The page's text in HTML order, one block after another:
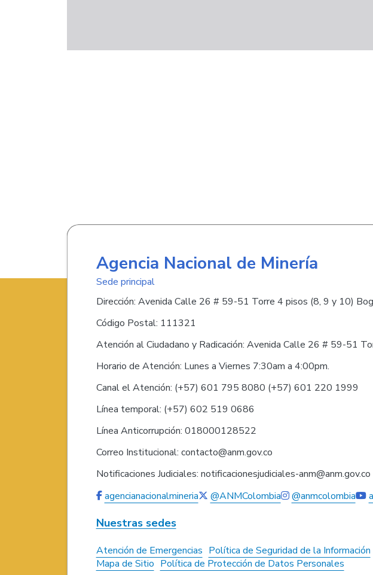
Agencia Nacional de Minería
Sede principal
Dirección: Avenida Calle 26 # 59-51 Torre 4 pisos (8, 9 y 10)
Código Postal: 111321
Atención al Ciudadano y Radicación: Avenida Calle 26 # 59-51
Horario de Atención: Lunes a Viernes 7:30am a 4:00pm.
Canal el Atención: (+57) 601 795 8080 (+57) 601 220 1999
Línea temporal: (+57) 602 519 0686
Línea Anticorrupción: 018000128522
Correo Institucional: contacto@anm.gov.co
Notificaciones Judiciales: notificacionesjudiciales-anm@anm.gov.co
agencianacionalmineria
@ANMColombia @anmcolombia
Nuestras sedes
Atención de Emergencias Política de Seguridad de la Información
Mapa de Sitio Política de Protección de Datos Personales